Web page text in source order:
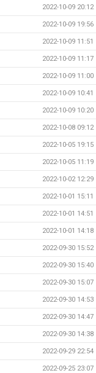
2022-10-09 20:12
2022-10-09 19:56
2022-10-09 11:51
2022-10-09 11:17
2022-10-09 11:00
2022-10-09 10:41
2022-10-09 10:20
2022-10-08 09:12
2022-10-05 19:15
2022-10-05 11:19
2022-10-02 12:29
2022-10-01 15:11
2022-10-01 14:51
2022-10-01 14:18
2022-09-30 15:52
2022-09-30 15:40
2022-09-30 15:07
2022-09-30 14:53
2022-09-30 14:47
2022-09-30 14:38
2022-09-29 22:54
2022-09-25 23:07